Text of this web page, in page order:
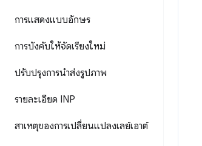
การแสดงแบบอักษร
การบังคับให้จัดเรียงใหม่
ปรับปรุงการนำส่งรูปภาพ
รายละเอียด INP
สาเหตุของการเปลี่ยนแปลงเลย์เอาต์